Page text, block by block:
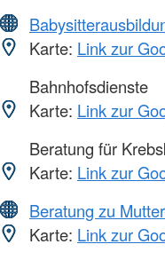
Karte: Link zur
Bahnhofsdienste
Karte: Link zur
Beratung für
Karte: Link zur
Beratung zu
Karte: Link zur